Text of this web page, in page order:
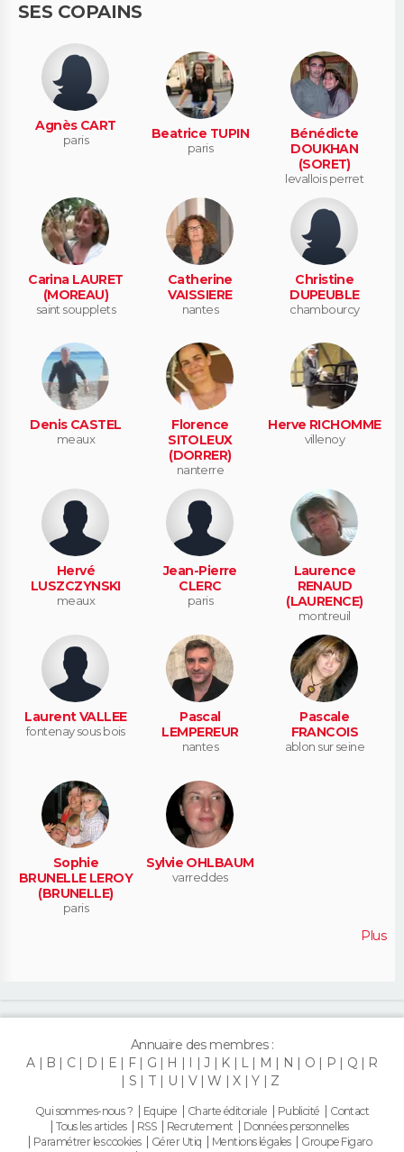
SES COPAINS
Agnès CART
paris Beatrice TUPIN
paris
Bénédicte
DOUKHAN
(SORET)
levallois perret
Carina LAURET
(MOREAU)
saint soupplets
Catherine
VAISSIERE
nantes
Christine
DUPEUBLE
chambourcy
Denis CASTEL
meaux
Florence
SITOLEUX
(DORRER)
nanterre
Herve RICHOMME
villenoy
Hervé
LUSZCZYNSKI
meaux
Jean-Pierre
CLERC
paris
Laurence
RENAUD
(LAURENCE)
montreuil
Laurent VALLEE
fontenay sous bois
Pascal
LEMPEREUR
nantes
Pascale
FRANCOIS
ablon sur seine
Sophie
BRUNELLE LEROY
(BRUNELLE)
paris
Sylvie OHLBAUM
varreddes
Plus
Annuaire des membres :
A
B C D E F G H J K L M N O P Q
R
S
T U V W X Y Z
Qui sommes-nous ? Equipe Charte éditoriale Publicité
Contact
Tous les articles
RSS Recrutement
Données personnelles
Paramétrer les cookies
Gérer Utiq Mentions légales
Groupe Figaro